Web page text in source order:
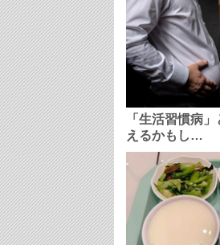
「生活習慣病
えるかもし…